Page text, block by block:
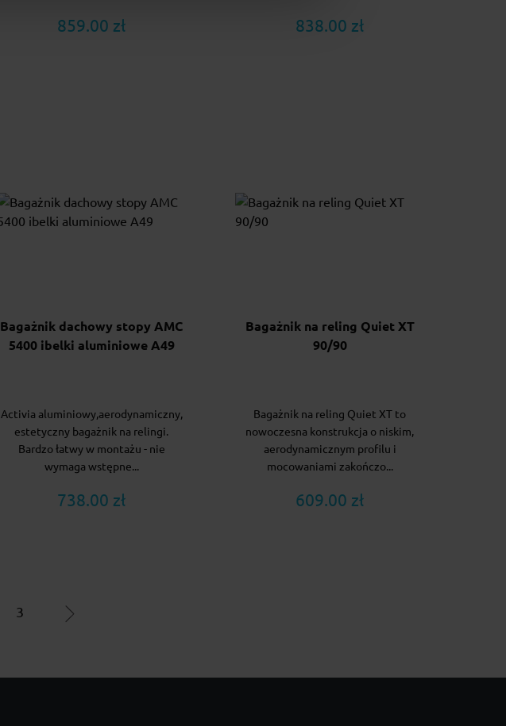
859.00 zł 838.00 zł
Bagażnik dachowy stopy AMC
5400 ibelki aluminiowe A49
Activia aluminiowy,aerodynamiczny,
estetyczny bagażnik na relingi.
Bardzo łatwy w montażu - nie
wymaga wstępne...
738.00 zł
Bagażnik na reling Quiet XT
90/90
Bagażnik na reling Quiet XT to
nowoczesna konstrukcja o niskim,
aerodynamicznym profilu i
mocowaniami zakończo...
609.00 zł
3